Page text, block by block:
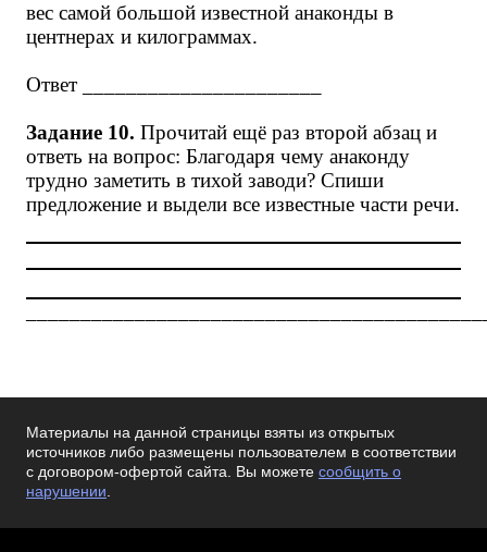
вес самой большой известной анаконды в
центнерах и килограммах.
Ответ ______________________
Задание 10. Прочитай ещё раз второй абзац и
ответь на вопрос: Благодаря чему анаконду
трудно заметить в тихой заводи? Спиши
предложение и выдели все известные части речи.
Материалы на данной страницы взяты из открытых
источников либо размещены пользователем в соответствии
с договором-офертой сайта. Вы можете сообщить о
нарушении